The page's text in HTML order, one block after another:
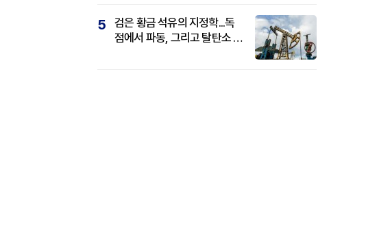
5
검은 황금 석유의 지정학...독
점에서 파동, 그리고 탈탄소 패